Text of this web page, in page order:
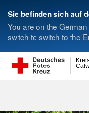
Sie befinden sich auf
You are on the
switch to switch to the